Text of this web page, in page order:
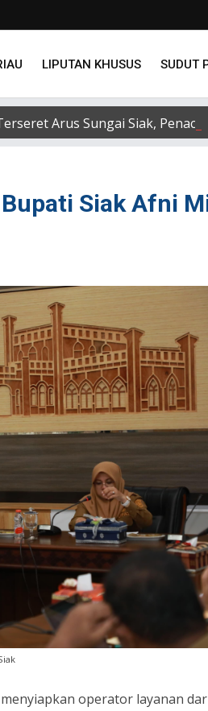
LIPUTAN KHUSUS SUDUT
Arus Sungai Siak,
Siak Afni
operator layanan